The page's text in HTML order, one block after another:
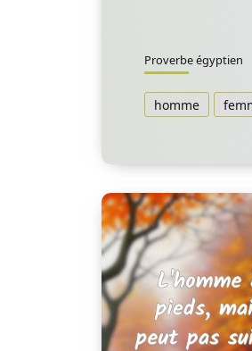
Proverbe égyptien
homme